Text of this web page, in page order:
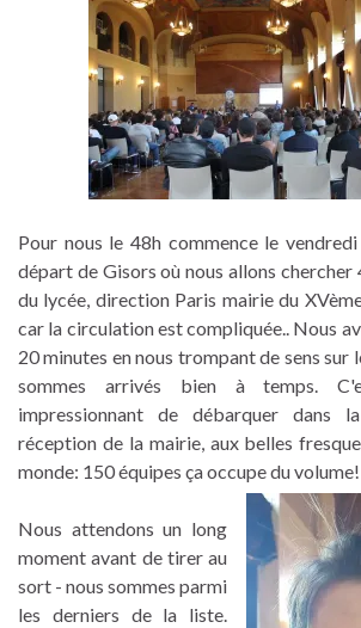
Pour nous le 48h commence le
départ de Gisors où nous allons chercher
du lycée, direction Paris mairie du
car la circulation est compliquée.. Nous
20 minutes en nous trompant de sens sur
sommes arrivés bien à temps.
impressionnant de débarquer dans
réception de la mairie, aux belles
monde: 150 équipes ça occupe du volume!
Nous attendons un long
moment avant de tirer au
sort - nous sommes parmi
les derniers de la liste.